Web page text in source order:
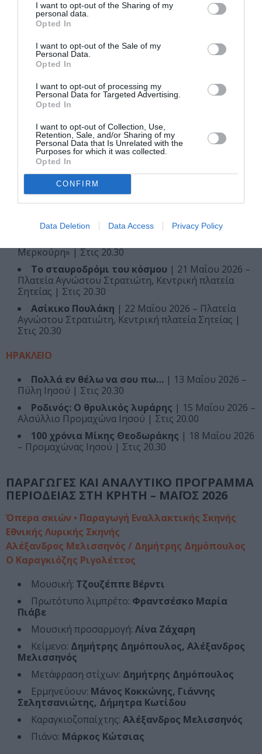
I want to opt-out of the Sharing of my
personal data.
Opted In
I want to opt-out of the Sale of my
Personal Data.
Opted In
I want to opt-out of processing my
Personal Data for Targeted Advertising.
Opted In
I want to opt-out of Collection, Use,
Retention, Sale, and/or Sharing of my
Personal Data that Is Unrelated with the
Purposes for which it was collected.
Opted In
CONFIRM
Data Deletion Data Access Privacy Policy
Μερκούρη» | Στις 10.00 & 11.30
Πολλά εν θέλω να σου πω…
Στις 20.30
Ρεσιτάλ λυρικού τραγουδιού
Πολύκεντρο Δήμου Σητείας, Αίθουσα «Μελίνα
Μερκούρη» | Στις 21.00
Ο Καραγκιόζης Ριγολέττος| 14 Μαΐου 2026 –
Ιωάννου Κονδυλάκη / Σκαλοπάτια Πεζόστρατου |
Στις 20.30
100 χρόνια Μίκης Θεοδωράκης| 17 Μαΐου 2026
– Πλατεία Αγνώστου Στρατιώτη, Κεντρική πλατεία
Σητείας | Στις 20.30
Θέλω να δω τον Πάπα!
Πολύκεντρο Δήμου Σητείας, Αίθουσα «Μελίνα
Μερκούρη» | Στις 20.30
Μαίρη, Μαριάννα, Μαρία: Τα άγνωστα
ελληνικά χρόνια της Κάλλας
| 20 Μαΐου 2026 –
Μερκούρη» | Στις 20.30
Το σταυροδρόμι του κόσμου | 21 Μαΐου 2026 –
Πλατεία Αγνώστου Στρατιώτη, Κεντρική πλατεία
Σητείας | Στις 20.30
Ασίκικο Πουλάκη | 22 Μαΐου 2026 – Πλατεία
Αγνώστου Στρατιώτη, Κεντρική πλατεία Σητείας |
Στις 20.30
ΗΡΑΚΛΕΙΟ
Πολλά εν θέλω να σου πω… | 13 Μαΐου 2026 –
Πύλη Ιησού | Στις 20.30
Ροδινός: O θρυλικός λυράρης | 15 Μαΐου 2026 –
Αλσύλλιο Προμαχώνα Ιησού | Στις 20.00
100 χρόνια Μίκης Θεοδωράκης | 18 Μαΐου 2026
– Προμαχώνας Ιησού | Στις 20.30
ΠΑΡΑΓΩΓΕΣ ΚΑΙ ΑΝΑΛΥΤΙΚΟ ΠΡΟΓΡΑΜΜΑ
ΠΕΡΙΟΔΕΙΑΣ ΣΤΗ ΚΡΗΤΗ – ΜΑΪΟΣ 2026
Όπερα σκιών • Παραγωγή Εναλλακτικής Σκηνής
Εθνικής Λυρικής Σκηνής
Αλέξανδρος Μελισσηνός / Δημήτρης Δημόπουλος
Ο Καραγκιόζης Ριγολέττος
Μουσική: Τζουζέππε Βέρντι
Πρωτότυπο λιμπρέτο: Φραντσέσκο Μαρία
Πιάβε
Μουσική προσαρμογή: Λίνα Ζάχαρη
Κείμενο: Δημήτρης Δημόπουλος, Αλέξανδρος
Μελισσηνός
Μετάφραση στίχων: Δημήτρης Δημόπουλος
Ερμηνεύουν: Μάνος Κοκκώνης, Γιάννης
Σελητσανιώτης, Δήμητρα Κωτίδου
Καραγκιοζοπαίχτης: Αλέξανδρος Μελισσηνός
Πιάνο: Μάρκος Κώτσιας